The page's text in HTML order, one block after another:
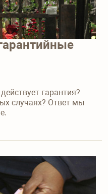
гарантия?
случаях? Ответ мы